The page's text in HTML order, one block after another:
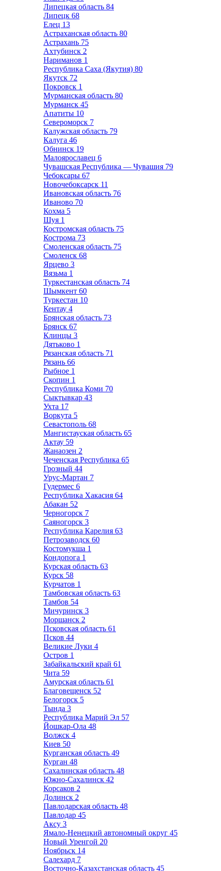
Липецкая область 84
Липецк 68
Елец 13
Астраханская область 80
Астрахань 75
Ахтубинск 2
Нариманов 1
Республика Саха (Якутия) 80
Якутск 72
Покровск 1
Мурманская область 80
Мурманск 45
Апатиты 10
Североморск 7
Калужская область 79
Калуга 46
Обнинск 19
Малоярославец 6
Чувашская Республика — Чувашия 79
Чебоксары 67
Новочебоксарск 11
Ивановская область 76
Иваново 70
Кохма 5
Шуя 1
Костромская область 75
Кострома 73
Смоленская область 75
Смоленск 68
Ярцево 3
Вязьма 1
Туркестанская область 74
Шымкент 60
Туркестан 10
Кентау 4
Брянская область 73
Брянск 67
Клинцы 3
Дятьково 1
Рязанская область 71
Рязань 66
Рыбное 1
Скопин 1
Республика Коми 70
Сыктывкар 43
Ухта 17
Воркута 5
Севастополь 68
Мангистауская область 65
Актау 59
Жанаозен 2
Чеченская Республика 65
Грозный 44
Урус-Мартан 7
Гудермес 6
Республика Хакасия 64
Абакан 52
Черногорск 7
Саяногорск 3
Республика Карелия 63
Петрозаводск 60
Костомукша 1
Кондопога 1
Курская область 63
Курск 58
Курчатов 1
Тамбовская область 63
Тамбов 54
Мичуринск 3
Моршанск 2
Псковская область 61
Псков 44
Великие Луки 4
Остров 1
Забайкальский край 61
Чита 59
Амурская область 61
Благовещенск 52
Белогорск 5
Тында 3
Республика Марий Эл 57
Йошкар-Ола 48
Волжск 4
Киев 50
Курганская область 49
Курган 48
Сахалинская область 48
Южно-Сахалинск 42
Корсаков 2
Долинск 2
Павлодарская область 48
Павлодар 45
Аксу 3
Ямало-Ненецкий автономный округ 45
Новый Уренгой 20
Ноябрьск 14
Салехард 7
Восточно-Казахстанская область 45